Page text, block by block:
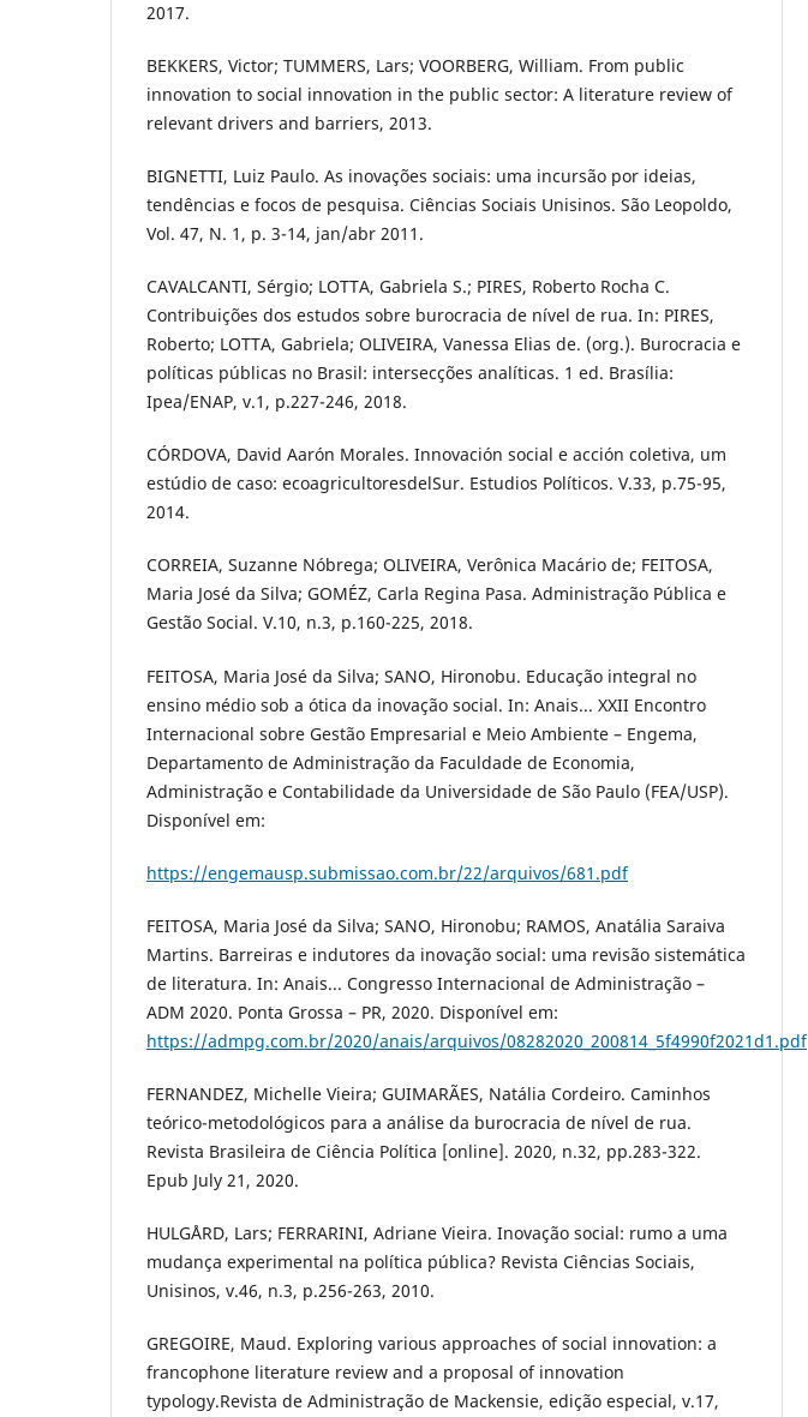
2017.
BEKKERS, Victor; TUMMERS, Lars; VOORBERG, William. From public
innovation to social innovation in the public sector: A literature review of
relevant drivers and barriers, 2013.
BIGNETTI, Luiz Paulo. As inovações sociais: uma incursão por ideias,
tendências e focos de pesquisa. Ciências Sociais Unisinos. São Leopoldo,
Vol. 47, N. 1, p. 3-14, jan/abr 2011.
CAVALCANTI, Sérgio; LOTTA, Gabriela S.; PIRES, Roberto Rocha C.
Contribuições dos estudos sobre burocracia de nível de rua. In: PIRES,
Roberto; LOTTA, Gabriela; OLIVEIRA, Vanessa Elias de. (org.). Burocracia e
políticas públicas no Brasil: intersecções analíticas. 1 ed. Brasília:
Ipea/ENAP, v.1, p.227-246, 2018.
CÓRDOVA, David Aarón Morales. Innovación social e acción coletiva, um
estúdio de caso: ecoagricultoresdelSur. Estudios Políticos. V.33, p.75-95,
2014.
CORREIA, Suzanne Nóbrega; OLIVEIRA, Verônica Macário de; FEITOSA,
Maria José da Silva; GOMÉZ, Carla Regina Pasa. Administração Pública e
Gestão Social. V.10, n.3, p.160-225, 2018.
FEITOSA, Maria José da Silva; SANO, Hironobu. Educação integral no
ensino médio sob a ótica da inovação social. In: Anais... XXII Encontro
Internacional sobre Gestão Empresarial e Meio Ambiente – Engema,
Departamento de Administração da Faculdade de Economia,
Administração e Contabilidade da Universidade de São Paulo (FEA/USP).
Disponível em:
https://engemausp.submissao.com.br/22/arquivos/681.pdf
FEITOSA, Maria José da Silva; SANO, Hironobu; RAMOS, Anatália Saraiva
Martins. Barreiras e indutores da inovação social: uma revisão sistemática
de literatura. In: Anais... Congresso Internacional de Administração –
ADM 2020. Ponta Grossa – PR, 2020. Disponível em:
https://admpg.com.br/2020/anais/arquivos/08282020_200814_5f4990f2021d1.pdf
FERNANDEZ, Michelle Vieira; GUIMARÃES, Natália Cordeiro. Caminhos
teórico-metodológicos para a análise da burocracia de nível de rua.
Revista Brasileira de Ciência Política [online]. 2020, n.32, pp.283-322.
Epub July 21, 2020.
HULGÅRD, Lars; FERRARINI, Adriane Vieira. Inovação social: rumo a uma
mudança experimental na política pública? Revista Ciências Sociais,
Unisinos, v.46, n.3, p.256-263, 2010.
GREGOIRE, Maud. Exploring various approaches of social innovation: a
francophone literature review and a proposal of innovation
typology.Revista de Administração de Mackensie, edição especial, v.17,